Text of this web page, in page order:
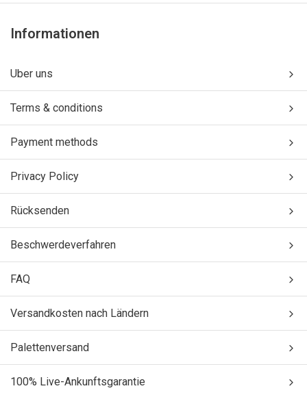
Informationen
Uber uns
Terms & conditions
Payment methods
Privacy Policy
Rücksenden
Beschwerdeverfahren
FAQ
Versandkosten nach Ländern
Palettenversand
100% Live-Ankunftsgarantie